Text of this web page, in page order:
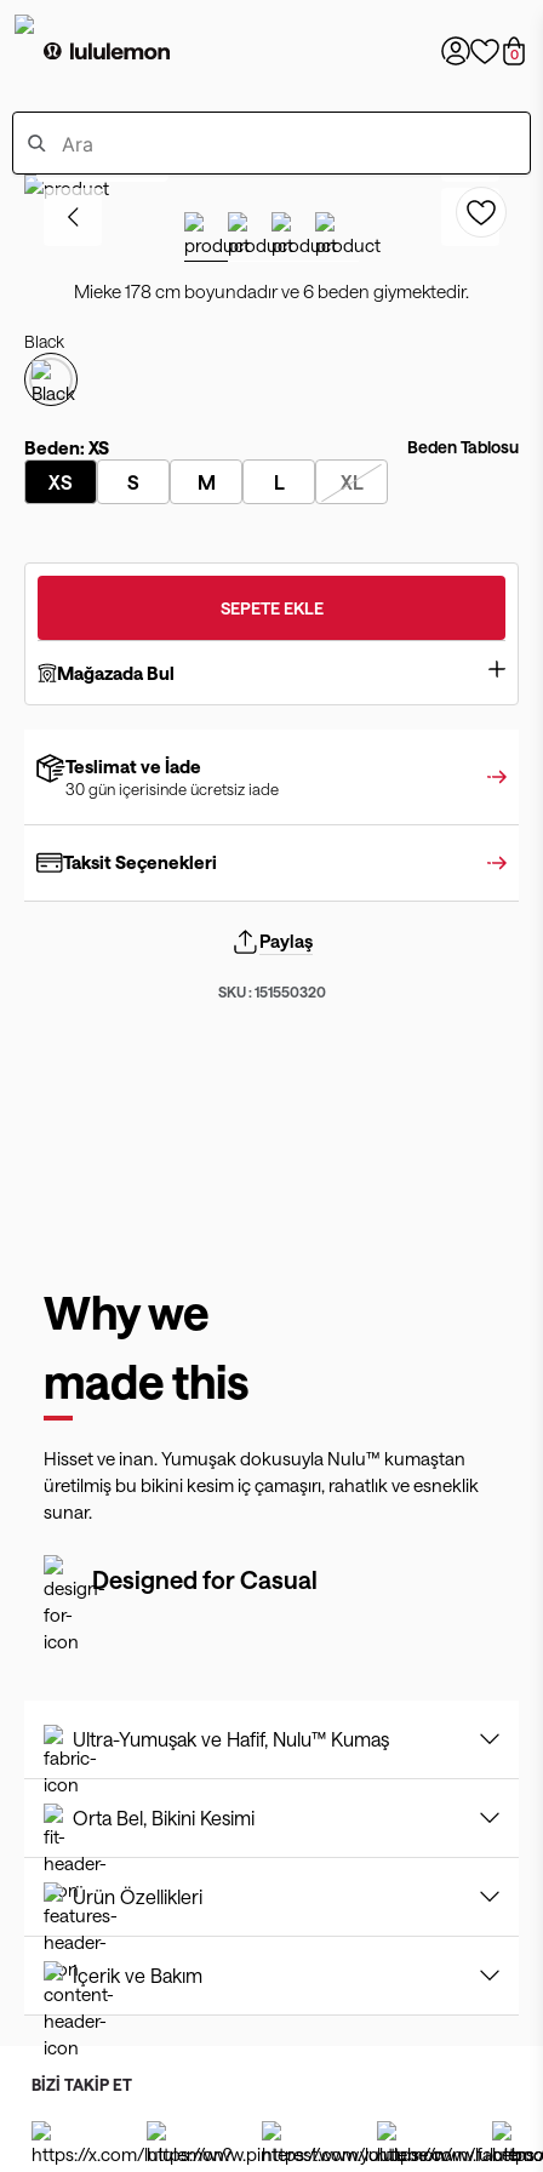
0
Mieke 178 cm boyundadır ve 6 beden giymektedir.
Black
Beden: XS Beden Tablosu
XS S M L XL
SEPETE EKLE
Mağazada Bul
Teslimat ve İade
30 gün içerisinde ücretsiz iade
Taksit Seçenekleri
Paylaş
SKU :151550320
Why we
made this
Hisset ve inan. Yumuşak dokusuyla Nulu™ kumaştan
üretilmiş bu bikini kesim iç çamaşırı, rahatlık ve esneklik
sunar.
Designed forCasual
Ultra-Yumuşak ve Hafif, Nulu™ Kumaş
Orta Bel, Bikini Kesimi
Ürün Özellikleri
İçerik ve Bakım
BİZİ TAKİP ET